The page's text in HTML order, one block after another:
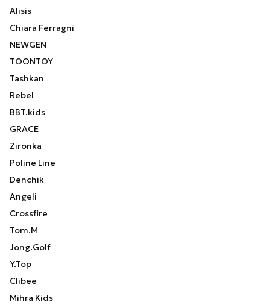
Alisis
Chiara Ferragni
NEWGEN
TOONTOY
Tashkan
Rebel
BBT.kids
GRACE
Zironka
Poline Line
Denchik
Angeli
Crossfire
Tom.M
Jong.Golf
Y.Top
Clibee
Mihra Kids